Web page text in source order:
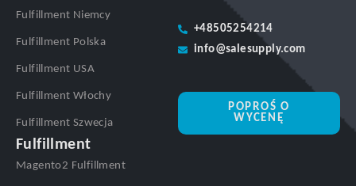
Fulfillment Niemcy
Fulfillment Polska
Fulfillment USA
Fulfillment Włochy
Fulfillment Szwecja
Fulfillment
Magento2 Fulfillment
+48505254214
info@salesupply.com
POPROŚ O
WYCENĘ